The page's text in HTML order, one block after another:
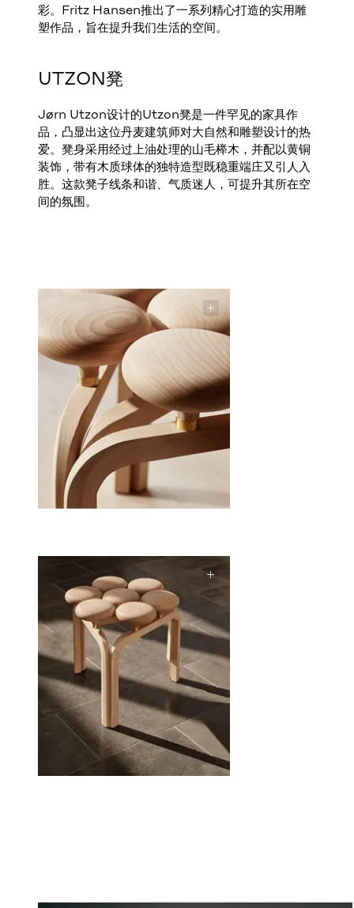
彩。Fritz Hansen推出了一系列精心打造的实用雕
UTZON凳
Jørn Utzon设计的Utzon凳是一件罕见的家具作
品，凸显出这位丹麦建筑师对大自然和雕塑设计的热
爱。凳身采用经过上油处理的山毛榉木，并配以黄铜
装饰，带有木质球体的独特造型既稳重端庄又引人入
胜。这款凳子线条和谐、气质迷人，可提升其所在空
间的氛围。